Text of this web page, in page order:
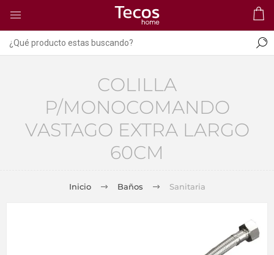
COLILLA
P/MONOCOMANDO
VASTAGO EXTRA LARGO
60CM
Inicio Baños Sanitaria